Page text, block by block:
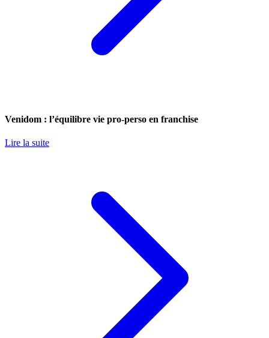
Venidom : l’équilibre vie pro-perso en franchise
Lire la suite